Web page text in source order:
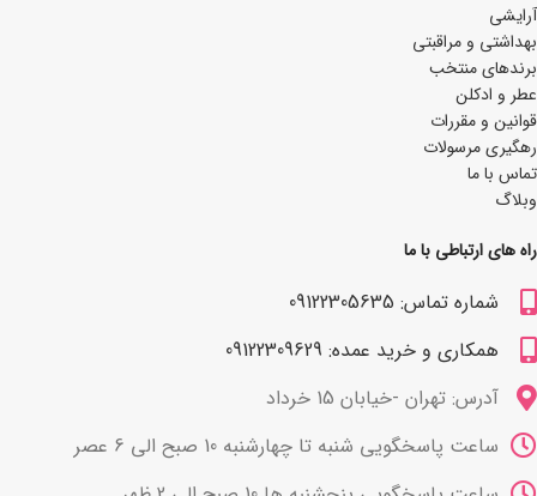
آرایشی
بھداشتی و مراقبتی
برندهای منتخب
عطر و ادکلن
قوانین و مقررات
رهگیری مرسولات
تماس با ما
وبلاگ
راه های ارتباطی با ما
شماره تماس: 09122305635
همکاری و خرید عمده: 09122309629
آدرس: تهران -خیابان 15 خرداد
ساعت پاسخگویی شنبه تا چهارشنبه 10 صبح الی 6 عصر